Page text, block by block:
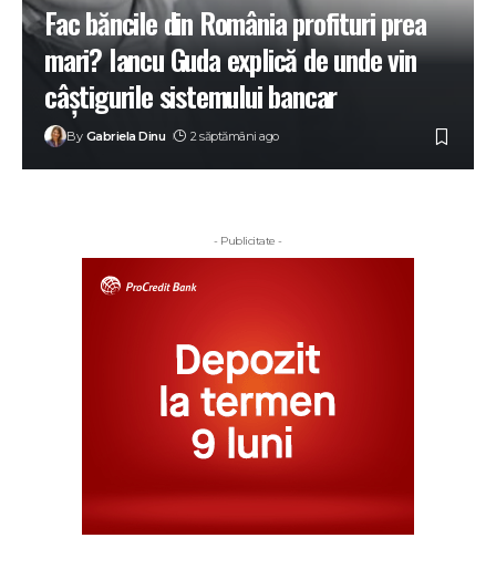
Fac băncile din România profituri prea
mari? Iancu Guda explică de unde vin
câștigurile sistemului bancar
By Gabriela Dinu 2 săptămâni ago
- Publicitate -